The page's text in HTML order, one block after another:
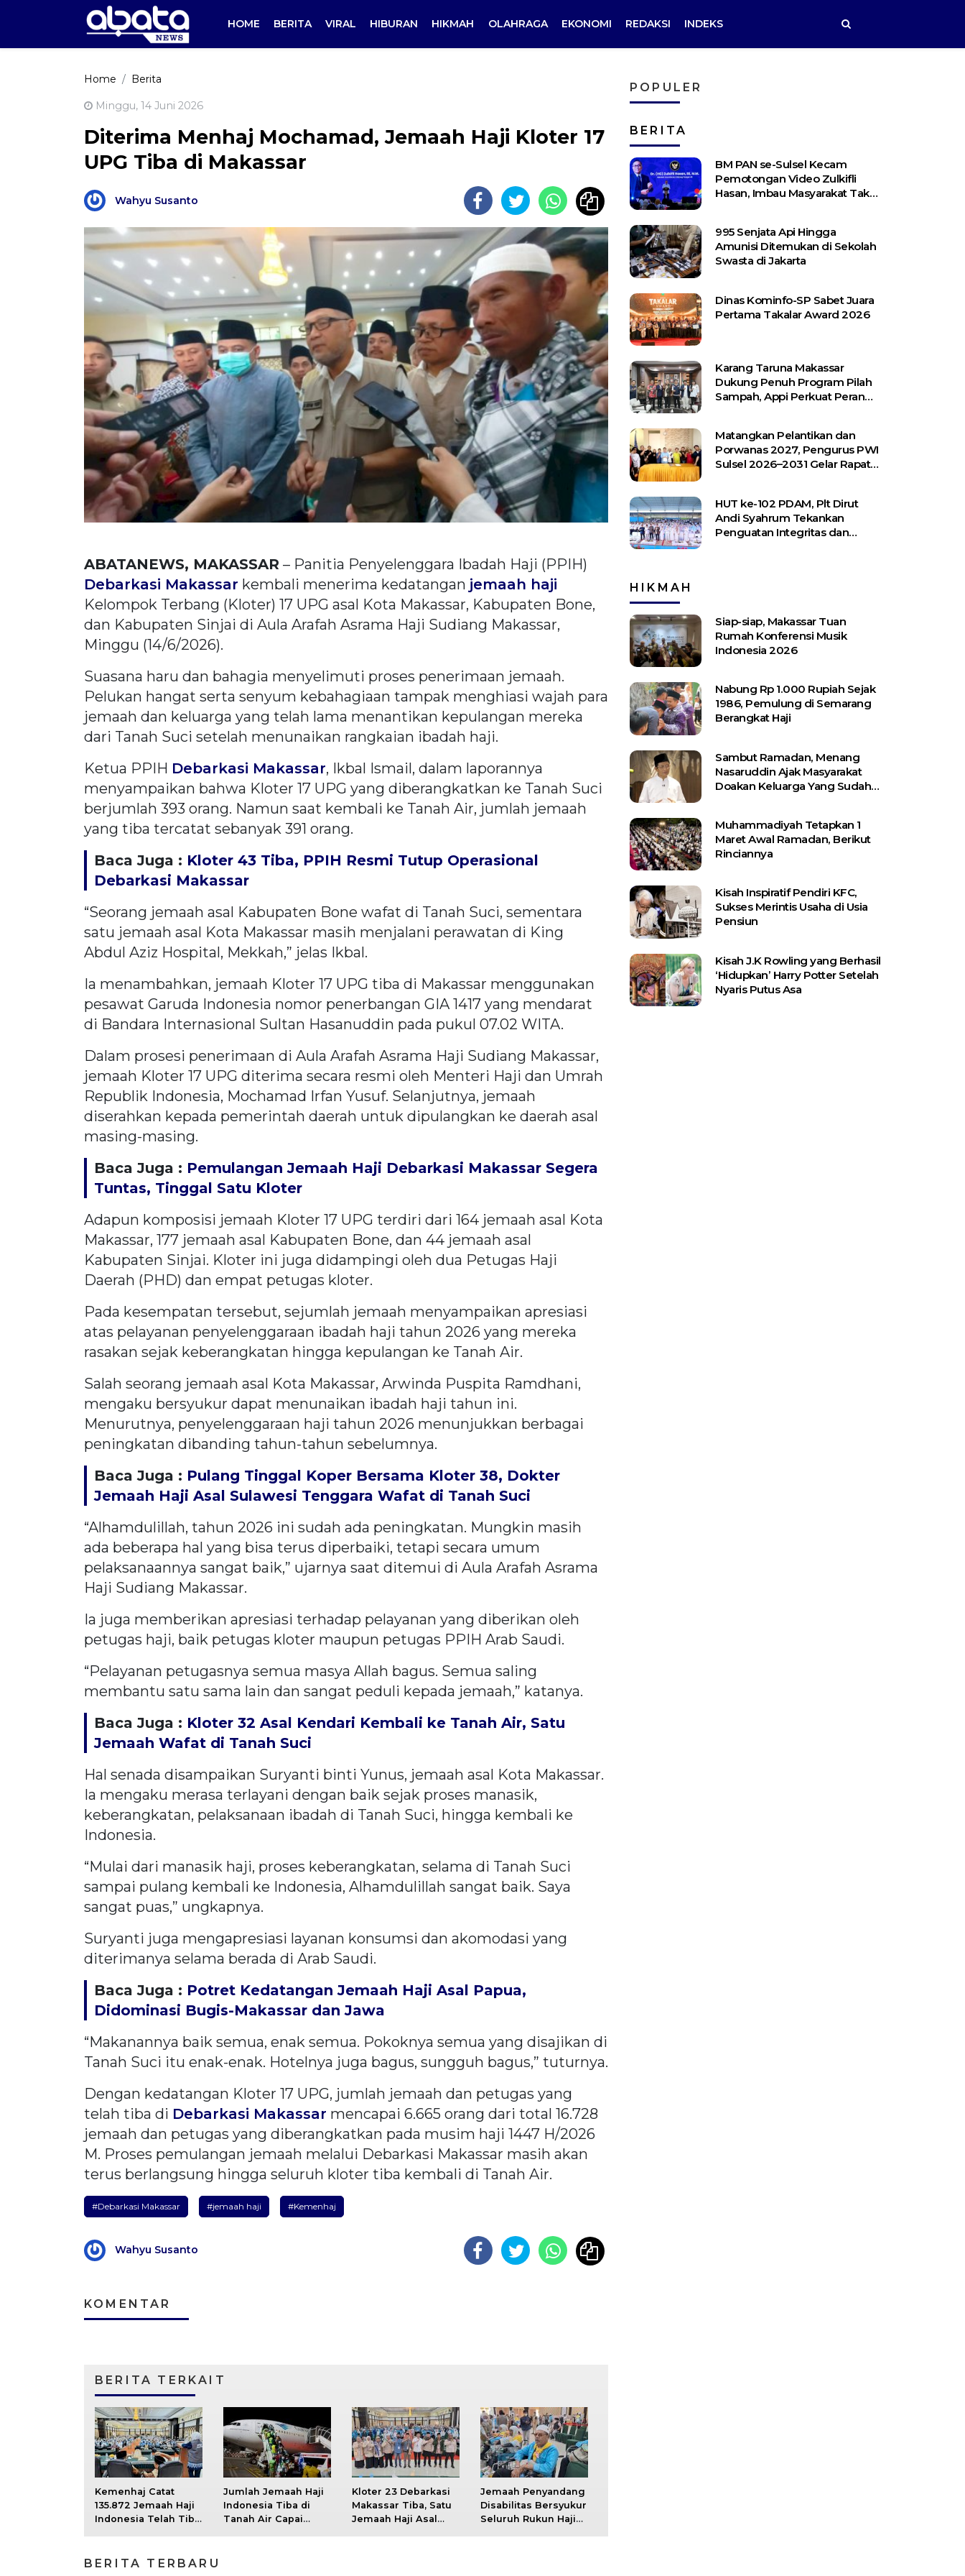
HOME BERITA VIRAL HIBURAN HIKMAH OLAHRAGA EKONOMI REDAKSI INDEKS
Home Berita
Minggu, 14 Juni 2026
Diterima Menhaj Mochamad, Jemaah Haji Kloter 17
UPG Tiba di Makassar
Wahyu Susanto
ABATANEWS, MAKASSAR – Panitia Penyelenggara Ibadah Haji (PPIH)
Debarkasi Makassar kembali menerima kedatangan jemaah haji
Kelompok Terbang (Kloter) 17 UPG asal Kota Makassar, Kabupaten Bone,
dan Kabupaten Sinjai di Aula Arafah Asrama Haji Sudiang Makassar,
Minggu (14/6/2026).
Suasana haru dan bahagia menyelimuti proses penerimaan jemaah.
Pelukan hangat serta senyum kebahagiaan tampak menghiasi wajah para
jemaah dan keluarga yang telah lama menantikan kepulangan mereka
dari Tanah Suci setelah menunaikan rangkaian ibadah haji.
Ketua PPIH Debarkasi Makassar, Ikbal Ismail, dalam laporannya
menyampaikan bahwa Kloter 17 UPG yang diberangkatkan ke Tanah Suci
berjumlah 393 orang. Namun saat kembali ke Tanah Air, jumlah jemaah
yang tiba tercatat sebanyak 391 orang.
Baca Juga : Kloter 43 Tiba, PPIH Resmi Tutup Operasional
Debarkasi Makassar
“Seorang jemaah asal Kabupaten Bone wafat di Tanah Suci, sementara
satu jemaah asal Kota Makassar masih menjalani perawatan di King
Abdul Aziz Hospital, Mekkah,” jelas Ikbal.
Ia menambahkan, jemaah Kloter 17 UPG tiba di Makassar menggunakan
pesawat Garuda Indonesia nomor penerbangan GIA 1417 yang mendarat
di Bandara Internasional Sultan Hasanuddin pada pukul 07.02 WITA.
Dalam prosesi penerimaan di Aula Arafah Asrama Haji Sudiang Makassar,
jemaah Kloter 17 UPG diterima secara resmi oleh Menteri Haji dan Umrah
Republik Indonesia, Mochamad Irfan Yusuf. Selanjutnya, jemaah
diserahkan kepada pemerintah daerah untuk dipulangkan ke daerah asal
masing-masing.
Baca Juga : Pemulangan Jemaah Haji Debarkasi Makassar Segera
Tuntas, Tinggal Satu Kloter
Adapun komposisi jemaah Kloter 17 UPG terdiri dari 164 jemaah asal Kota
Makassar, 177 jemaah asal Kabupaten Bone, dan 44 jemaah asal
Kabupaten Sinjai. Kloter ini juga didampingi oleh dua Petugas Haji
Daerah (PHD) dan empat petugas kloter.
Pada kesempatan tersebut, sejumlah jemaah menyampaikan apresiasi
atas pelayanan penyelenggaraan ibadah haji tahun 2026 yang mereka
rasakan sejak keberangkatan hingga kepulangan ke Tanah Air.
Salah seorang jemaah asal Kota Makassar, Arwinda Puspita Ramdhani,
mengaku bersyukur dapat menunaikan ibadah haji tahun ini.
Menurutnya, penyelenggaraan haji tahun 2026 menunjukkan berbagai
peningkatan dibanding tahun-tahun sebelumnya.
Baca Juga : Pulang Tinggal Koper Bersama Kloter 38, Dokter
Jemaah Haji Asal Sulawesi Tenggara Wafat di Tanah Suci
“Alhamdulillah, tahun 2026 ini sudah ada peningkatan. Mungkin masih
ada beberapa hal yang bisa terus diperbaiki, tetapi secara umum
pelaksanaannya sangat baik,” ujarnya saat ditemui di Aula Arafah Asrama
Haji Sudiang Makassar.
Ia juga memberikan apresiasi terhadap pelayanan yang diberikan oleh
petugas haji, baik petugas kloter maupun petugas PPIH Arab Saudi.
“Pelayanan petugasnya semua masya Allah bagus. Semua saling
membantu satu sama lain dan sangat peduli kepada jemaah,” katanya.
Baca Juga : Kloter 32 Asal Kendari Kembali ke Tanah Air, Satu
Jemaah Wafat di Tanah Suci
Hal senada disampaikan Suryanti binti Yunus, jemaah asal Kota Makassar.
Ia mengaku merasa terlayani dengan baik sejak proses manasik,
keberangkatan, pelaksanaan ibadah di Tanah Suci, hingga kembali ke
Indonesia.
“Mulai dari manasik haji, proses keberangkatan, selama di Tanah Suci
sampai pulang kembali ke Indonesia, Alhamdulillah sangat baik. Saya
sangat puas,” ungkapnya.
Suryanti juga mengapresiasi layanan konsumsi dan akomodasi yang
diterimanya selama berada di Arab Saudi.
Baca Juga : Potret Kedatangan Jemaah Haji Asal Papua,
Didominasi Bugis-Makassar dan Jawa
“Makanannya baik semua, enak semua. Pokoknya semua yang disajikan di
Tanah Suci itu enak-enak. Hotelnya juga bagus, sungguh bagus,” tuturnya.
Dengan kedatangan Kloter 17 UPG, jumlah jemaah dan petugas yang
telah tiba di Debarkasi Makassar mencapai 6.665 orang dari total 16.728
jemaah dan petugas yang diberangkatkan pada musim haji 1447 H/2026
M. Proses pemulangan jemaah melalui Debarkasi Makassar masih akan
terus berlangsung hingga seluruh kloter tiba kembali di Tanah Air.
#Debarkasi Makassar #jemaah haji #Kemenhaj
Wahyu Susanto
KOMENTAR
BERITA TERKAIT
Kemenhaj Catat
135.872 Jemaah Haji
Indonesia Telah Tiba
Jumlah Jemaah Haji
Indonesia Tiba di
Tanah Air Capai
Kloter 23 Debarkasi
Makassar Tiba, Satu
Jemaah Haji Asal
Jemaah Penyandang
Disabilitas Bersyukur
Seluruh Rukun Haji
BERITA TERBARU
POPULER
BERITA
BM PAN se-Sulsel Kecam
Pemotongan Video Zulkifli
Hasan, Imbau Masyarakat Tak
995 Senjata Api Hingga
Amunisi Ditemukan di Sekolah
Swasta di Jakarta
Dinas Kominfo-SP Sabet Juara
Pertama Takalar Award 2026
Karang Taruna Makassar
Dukung Penuh Program Pilah
Sampah, Appi Perkuat Peran
Matangkan Pelantikan dan
Porwanas 2027, Pengurus PWI
Sulsel 2026–2031 Gelar Rapat
HUT ke-102 PDAM, Plt Dirut
Andi Syahrum Tekankan
Penguatan Integritas dan
HIKMAH
Siap-siap, Makassar Tuan
Rumah Konferensi Musik
Indonesia 2026
Nabung Rp 1.000 Rupiah Sejak
1986, Pemulung di Semarang
Berangkat Haji
Sambut Ramadan, Menang
Nasaruddin Ajak Masyarakat
Doakan Keluarga Yang Sudah
Muhammadiyah Tetapkan 1
Maret Awal Ramadan, Berikut
Rinciannya
Kisah Inspiratif Pendiri KFC,
Sukses Merintis Usaha di Usia
Pensiun
Kisah J.K Rowling yang Berhasil
‘Hidupkan’ Harry Potter Setelah
Nyaris Putus Asa